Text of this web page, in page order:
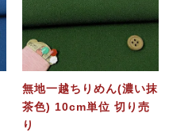
無地一越ちりめん(濃い抹
茶色) 10cm単位 切り売
り